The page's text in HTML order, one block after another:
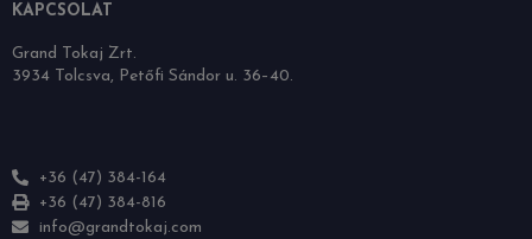
KAPCSOLAT
Grand Tokaj Zrt.
3934 Tolcsva, Petőfi Sándor u. 36–40.
+36 (47) 384-164
+36 (47) 384-816
info@grandtokaj.com